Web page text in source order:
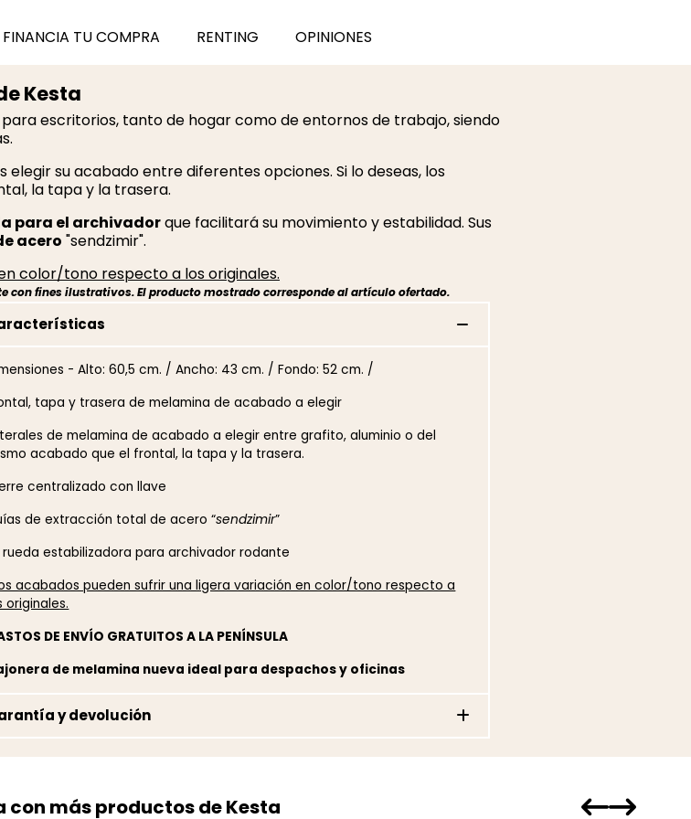
FINANCIA TU COMPRA RENTING OPINIONES
Kesta
escritorios, tanto de hogar como de entornos de trabajo, siendo
elegir su acabado entre diferentes opciones. Si lo deseas, los
la tapa y la trasera.
para el archivadorque facilitará su movimiento y estabilidad. Sus
acero "sendzimir".
color/tono respecto a los originales.
con fines ilustrativos. El producto mostrado corresponde al artículo ofertado.
- Alto: 60,5 cm. / Ancho: 43 cm. / Fondo: 52 cm. /
tapa y trasera de melamina de acabado a elegir
de melamina de acabado a elegir entre grafito, aluminio o del
acabado que el frontal, la tapa y la trasera.
centralizado con llave
de extracción total de acero “sendzimir”
rueda estabilizadora para archivador rodante
acabados pueden sufrir una ligera variación en color/tono respecto a
originales.
DE ENVÍO GRATUITOS A LA PENÍNSULA
de melamina nueva ideal para despachos y oficinas
y devolución
más productos de Kesta